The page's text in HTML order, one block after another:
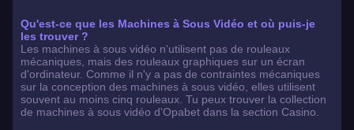
Qu'est-ce que les Machines à Sous Vidéo et où puis-je
les trouver ?
Les machines à sous vidéo n'utilisent pas de rouleaux
mécaniques, mais des rouleaux graphiques sur un écran
d'ordinateur. Comme il n'y a pas de contraintes mécaniques
sur la conception des machines à sous vidéo, elles utilisent
souvent au moins cinq rouleaux. Tu peux trouver la collection
de machines à sous vidéo d'Opabet dans la section Casino.